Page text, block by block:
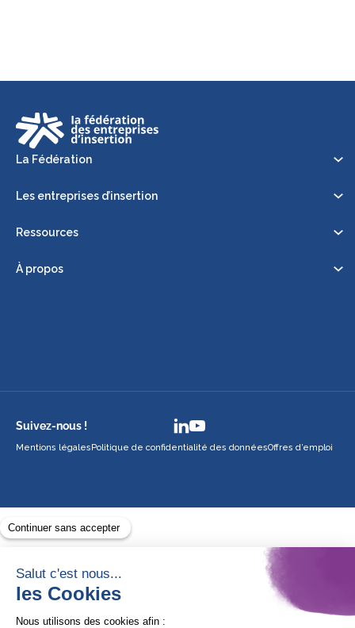
La Fédération
Les entreprises d’insertion
Ressources
À propos
Suivez-nous !
Mentions légalesPolitique de confidentialité des donnéesOffres d’emploi